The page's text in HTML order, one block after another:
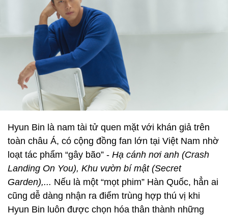
Hyun Bin là nam tài tử quen mặt với khán giả trên
toàn châu Á, có cộng đồng fan lớn tại Việt Nam nhờ
loạt tác phẩm “gây bão” - Hạ cánh nơi anh (Crash
Landing On You), Khu vườn bí mật (Secret
Garden),... Nếu là một “mọt phim” Hàn Quốc, hẳn ai
cũng dễ dàng nhận ra điểm trùng hợp thú vị khi
Hyun Bin luôn được chọn hóa thân thành những